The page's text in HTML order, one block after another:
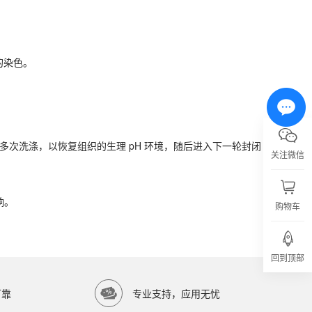
洗涤，以恢复组织的生理 pH 环境，随后进入下一轮封闭或抗体孵育
限公司）提供高品质生物科研试剂，服务科研院所与生物医药企业。
色。
次洗涤，以恢复组织的生理 pH 环境，随后进入下一轮封闭
专业支持，应用无忧
关注微信
购物车
回到顶部